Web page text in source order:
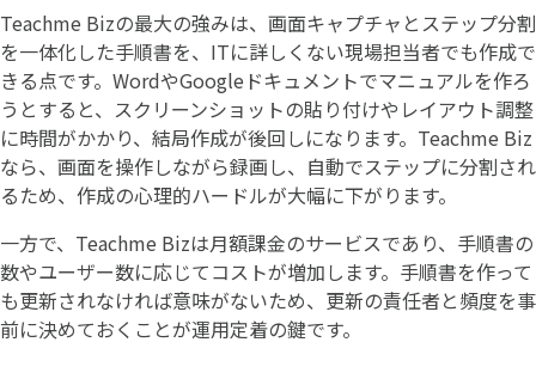
Teachme Bizの最大の強みは、画面キャプチャとステップ分割
を一体化した手順書を、ITに詳しくない現場担当者でも作成で
きる点です。WordやGoogleドキュメントでマニュアルを作ろ
うとすると、スクリーンショットの貼り付けやレイアウト調整
に時間がかかり、結局作成が後回しになります。Teachme Biz
なら、画面を操作しながら録画し、自動でステップに分割され
るため、作成の心理的ハードルが大幅に下がります。
一方で、Teachme Bizは月額課金のサービスであり、手順書の
数やユーザー数に応じてコストが増加します。手順書を作って
も更新されなければ意味がないため、更新の責任者と頻度を事
前に決めておくことが運用定着の鍵です。